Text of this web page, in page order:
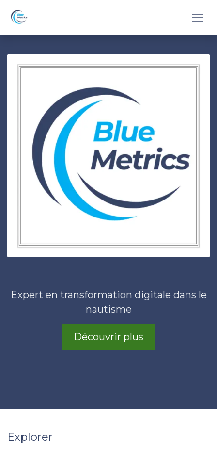
Se rendre au contenu
Expert en transformation digitale dans le
nautisme
Découvrir plus
Explorer